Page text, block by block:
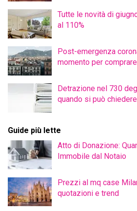
Tutte le novità di
al 110%
Post-emergenza
momento per
Detrazione nel 730
quando si può
Guide più lette
Atto di Donazione:
Immobile dal Notaio
Prezzi al mq case
quotazioni e trend